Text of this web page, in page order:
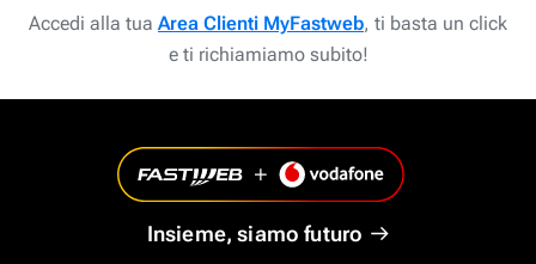
Accedi alla tua Area Clienti MyFastweb, ti basta un click
e ti richiamiamo subito!
Insieme, siamo futuro